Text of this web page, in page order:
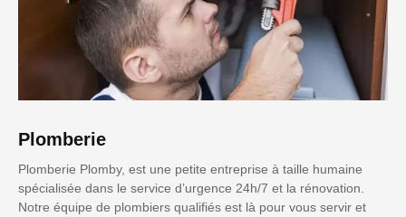
Plomberie
Plomberie Plomby, est une petite entreprise à taille humaine
spécialisée dans le service d’urgence 24h/7 et la rénovation.
Notre équipe de plombiers qualifiés est là pour vous servir et